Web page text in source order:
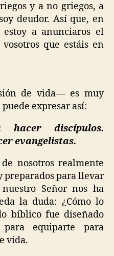
y a no griegos, a
deudor. Así que, en
a anunciaros el
que estáis en
de vida— es muy
expresar así:
hacer discípulos.
evangelistas.
nosotros realmente
preparados para llevar
Señor nos ha
la duda: ¿Cómo lo
bíblico fue diseñado
equiparte para
vida.